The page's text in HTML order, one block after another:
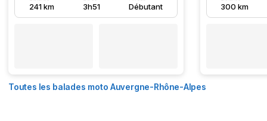
241 km 3h51 Débutant 300 km
Toutes les balades moto Auvergne-Rhône-Alpes